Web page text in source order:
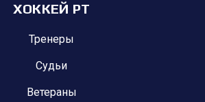
ХОККЕЙ РТ
Тренеры
Судьи
Ветераны